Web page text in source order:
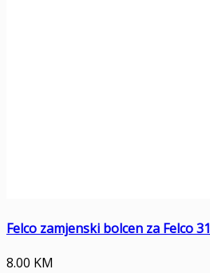
Felco zamjenski bolcen za Felco 31
8.00 KM